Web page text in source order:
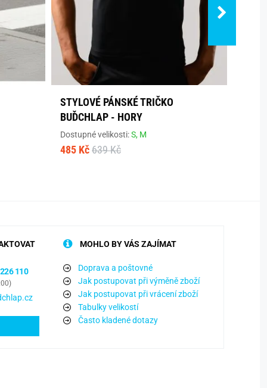
STYLOVÉ PÁNSKÉ TRIČKO
BUĎCHLAP - HORY
Dostupné velikosti:S, M
485 Kč 639 Kč
110
MOHLO BY VÁS ZAJÍMAT
Doprava a poštovné
Jak postupovat při výměně zboží
Jak postupovat při vrácení zboží
Tabulky velikostí
Často kladené dotazy